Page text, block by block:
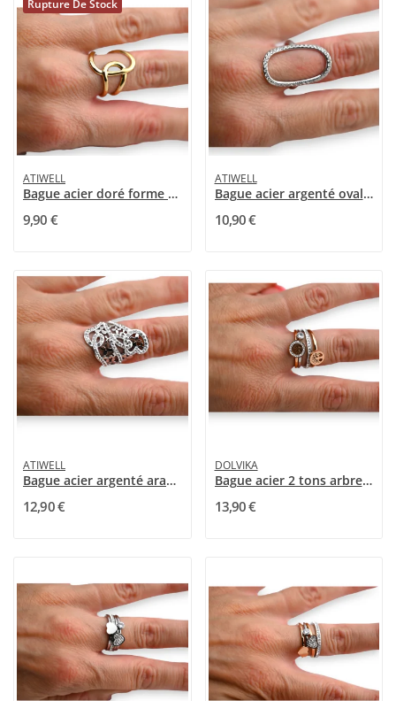
Rupture De Stock
ATIWELL
Bague acier doré forme géométrique
9,90 €
ATIWELL
Bague acier argenté ovale strass
10,90 €
ATIWELL
Bague acier argenté arabesque strass
12,90 €
DOLVIKA
Bague acier 2 tons arbre de vie
13,90 €